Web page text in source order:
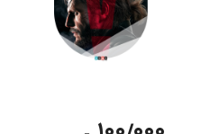
تاریخ، سرنوشت یک ملت بر لبه تیغ